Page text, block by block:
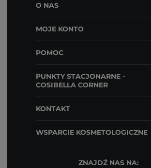
O NAS
MOJE KONTO
POMOC
PUNKTY STACJONARNE -
COSIBELLA CORNER
KONTAKT
WSPARCIE KOSMETOLOGICZNE
ZNAJDŹ NAS NA: